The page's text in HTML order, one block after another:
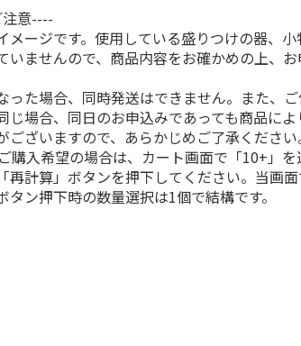
意----
ージです。使用している盛りつけの器、小
いませんので、商品内容をお確かめの上、
た場合、同時発送はできません。また、ご
じ場合、同日のお申込みであっても商品によ
ございますので、あらかじめご了承ください
購入希望の場合は、カート画面で「10+」を
再計算」ボタンを押下してください。当画
タン押下時の数量選択は1個で結構です。